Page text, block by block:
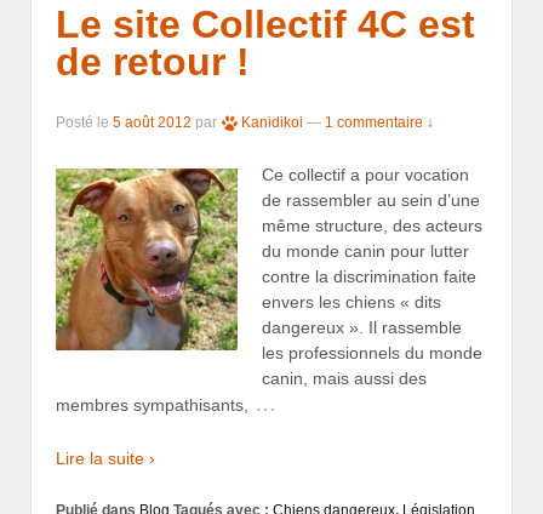
Le site Collectif 4C est
de retour !
Posté le 5 août 2012 par Kanidikoi — 1 commentaire ↓
Ce collectif a pour vocation
de rassembler au sein d’une
même structure, des acteurs
du monde canin pour lutter
contre la discrimination faite
envers les chiens « dits
dangereux ». Il rassemble
les professionnels du monde
canin, mais aussi des
membres sympathisants, …
Lire la suite ›
Publié dans Blog Tagués avec : Chiens dangereux, Législation